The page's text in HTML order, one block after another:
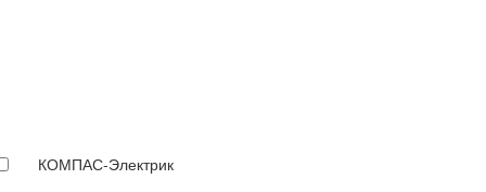
КОМПАС-Электрик